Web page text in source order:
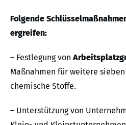
Folgende
ergreifen:
– Festlegung von
Maßnahmen für weitere
chemische Stoffe.
– Unterstützung von